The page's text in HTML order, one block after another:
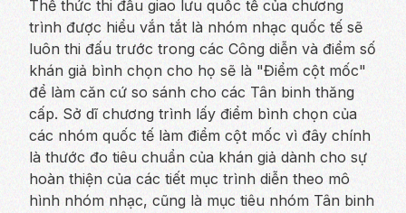
Thể thức thi đấu giao lưu quốc tế của chương
trình được hiểu vắn tắt là nhóm nhạc quốc tế sẽ
luôn thi đấu trước trong các Công diễn và điểm số
khán giả bình chọn cho họ sẽ là "Điểm cột mốc"
để làm căn cứ so sánh cho các Tân binh thăng
cấp. Sở dĩ chương trình lấy điểm bình chọn của
các nhóm quốc tế làm điểm cột mốc vì đây chính
là thước đo tiêu chuẩn của khán giả dành cho sự
hoàn thiện của các tiết mục trình diễn theo mô
hình nhóm nhạc, cũng là mục tiêu nhóm Tân binh